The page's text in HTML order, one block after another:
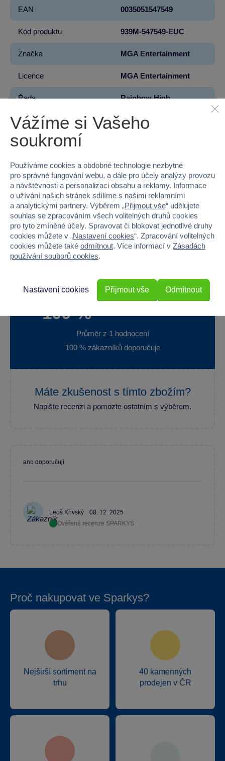
EAN 0035051547549
Kód produktu 939M-547549-EUC
Značka MGA Entertainment
Licence MGA Entertainment
Řada Rainbow High
Věk od 4
Pohlaví
Materiál PLAST
Šířka 16
Výška 29
Hloubka 16
Hmotnost v gramech
100 %
Průměr z 1 hodnocení
100 % zákazníků doporučuje
Máte zkušenost s tímto zbožím?
Napište recenzi a pomozte ostatním s výběrem.
Leoš Křivský
08. 12. 2025
Ověřená recenze SPARKYS
ano doporučuji
Proč nakupovat ve Sparkys?
Nejširší sortiment na
trhu
40 kamenných
prodejen v ČR
Vážíme si Vašeho
soukromí
Používáme cookies a obdobné technologie nezbytné
pro správné fungování webu, a dále pro účely analýzy provozu
a návštěvnosti a personalizaci obsahu a reklamy. Informace
o užívání našich stránek sdílíme s našimi reklamními
a analytickými partnery. Výběrem „Přijmout vše“ udělujete
souhlas se zpracováním všech volitelných druhů cookies
pro tyto zmíněné účely. Spravovat či blokovat jednotlivé druhy
cookies můžete v „Nastavení cookies“. Zpracování volitelných
cookies můžete také odmítnout. Více informací v Zásadách
používání souborů cookies.
Odmítnout
Nastavení cookies Přijmout vše